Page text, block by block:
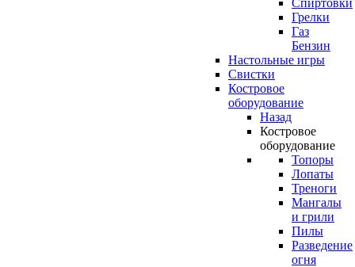
Спиртовки
Грелки
Газ
Бензин
Настольные игры
Свистки
Костровое
оборудование
Назад
Костровое
оборудование
Топоры
Лопаты
Треноги
Мангалы
и грили
Пилы
Разведение
огня